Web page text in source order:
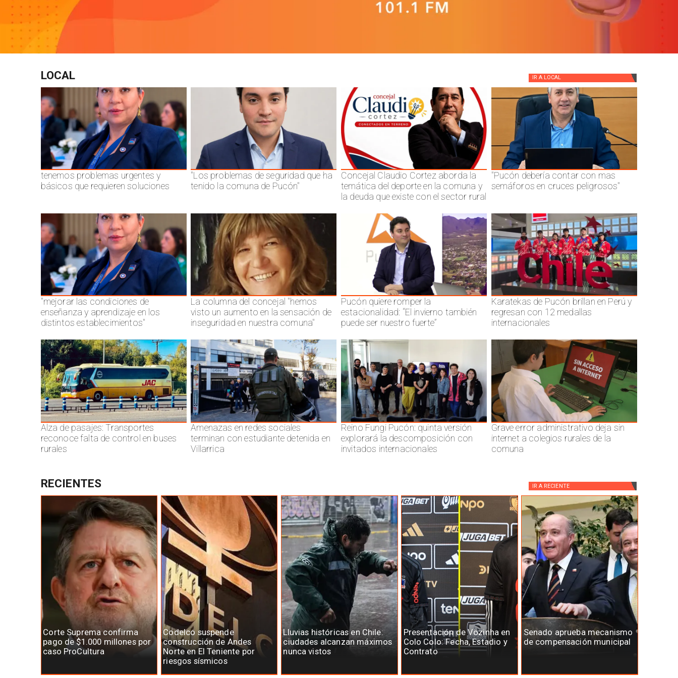
LOCAL IR A LOCAL
tenemos problemas urgentes y
básicos que requieren soluciones
"Los problemas de seguridad que ha
tenido la comuna de Pucón"
Concejal Claudio Cortez aborda la
temática del deporte en la comuna y
la deuda que existe con el sector rural
"Pucón debería contar con mas
semáforos en cruces peligrosos"
"mejorar las condiciones de
enseñanza y aprendizaje en los
distintos establecimientos"
La columna del concejal "hemos
visto un aumento en la sensación de
inseguridad en nuestra comuna"
Pucón quiere romper la
estacionalidad: “El invierno también
puede ser nuestro fuerte”
Karatekas de Pucón brillan en Perú y
regresan con 12 medallas
internacionales
Alza de pasajes: Transportes
reconoce falta de control en buses
rurales
Amenazas en redes sociales
terminan con estudiante detenida en
Villarrica
Reino Fungi Pucón: quinta versión
explorará la descomposición con
invitados internacionales
Grave error administrativo deja sin
internet a colegios rurales de la
comuna
Corte Suprema confirma
pago de $1.000 millones por
caso ProCultura
Codelco suspende
construcción de Andes
Norte en El Teniente por
riesgos sísmicos
Lluvias históricas en Chile:
ciudades alcanzan máximos
nunca vistos
Presentación de Vozinha en
Colo Colo: Fecha, Estadio y
Contrato
Senado aprueba mecanismo
de compensación municipal
RECIENTES IR A RECIENTE